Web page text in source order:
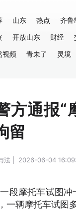
山东 热点 齐鲁
开放山东 财经
视频
青未了 灵境
方通报“
留
法 | 2026-06-04
段摩托车试图
一辆摩托车试图